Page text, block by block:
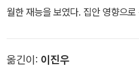
월한 재능을 보였다. 집안 영향으
문을 제출하기 전에 이미 명문대인
옮긴이: 이진우